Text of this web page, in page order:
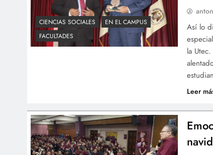
CIENCIAS SOCIALES
EN EL CAMPUS
FACULTADES
Así lo
la
Leer